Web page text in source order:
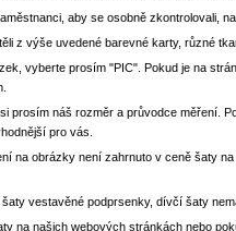
aby se osobně zkontrolovali,
z výše uvedené barevné karty, různé
vyberte prosím "PIC". Pokud je na
prosím náš rozměr a průvodce měření.
pro vás.
na obrázky není zahrnuto v ceně šaty
vestavěné podprsenky, dívčí šaty
na našich webových stránkách nebo